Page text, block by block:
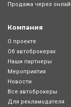
Продажа через
Компания
О проекте
Об автоброкерах
Наши партнеры
Мероприятия
Новости
Все автоброкеры
Для рекламодателя